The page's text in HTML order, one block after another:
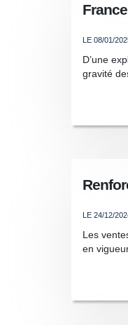
LE 08/01/
D’une
gravité
LE 24/12/
Les
en